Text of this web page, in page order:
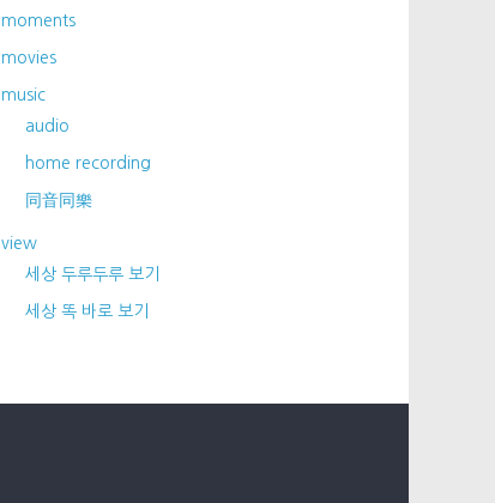
moments
movies
music
audio
home recording
同音同樂
view
세상 두루두루 보기
세상 똑 바로 보기